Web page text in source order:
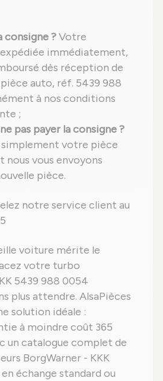
consigne ?Votre
immédiatement,
dès réception de
auto, réf. 5439 988
à nos conditions
;
pas payer la consigne ?
simplement votre pièce
nous vous envoyons
pièce.
notre service client au
voiture mérite le
votre turbo
5439 988 0054
plus attendre. AlsaPièces
solution idéale :
à moindre coût 365
un catalogue complet de
BorgWarner - KKK
échange standard ou